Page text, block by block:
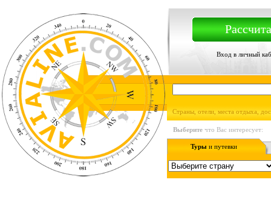
Вход в личный
Страны, отели, места отдыха,
Выберите что Вас интересует:
Туры и путевки